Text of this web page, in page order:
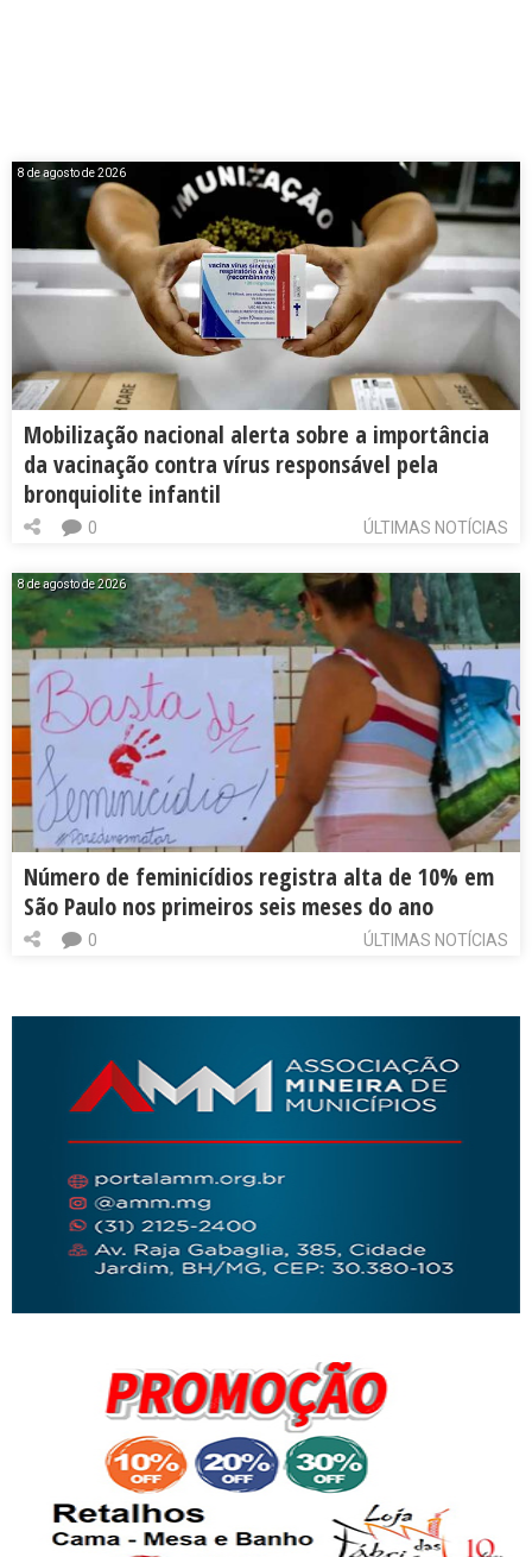
8 de agosto de 2026
Mobilização nacional alerta sobre a importância
da vacinação contra vírus responsável pela
bronquiolite infantil
ÚLTIMAS NOTÍCIAS
0
8 de agosto de 2026
Número de feminicídios registra alta de 10% em
São Paulo nos primeiros seis meses do ano
ÚLTIMAS NOTÍCIAS
0